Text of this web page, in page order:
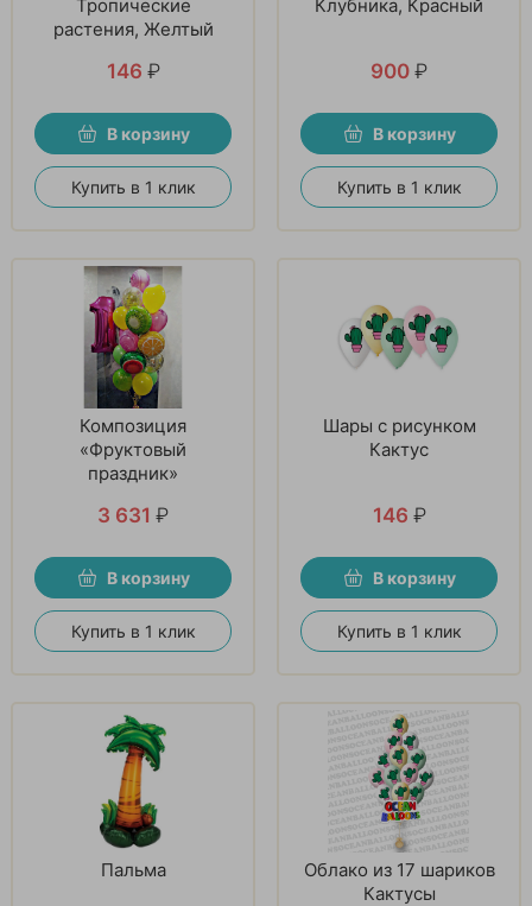
Тропические
растения, Желтый
146 ₽
В корзину
Купить в 1 клик
Клубника, Красный
900 ₽
В корзину
Купить в 1 клик
Композиция
«Фруктовый
праздник»
3 631 ₽
В корзину
Купить в 1 клик
Шары с рисунком
Кактус
146 ₽
В корзину
Купить в 1 клик
Пальма
Облако из 17 шариков
Кактусы